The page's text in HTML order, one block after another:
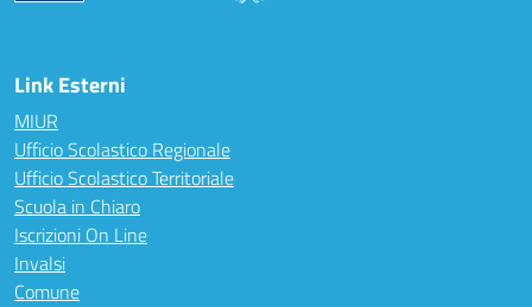
Link Esterni
MIUR
Ufficio Scolastico Regionale
Ufficio Scolastico Territoriale
Scuola in Chiaro
Iscrizioni On Line
Invalsi
Comune